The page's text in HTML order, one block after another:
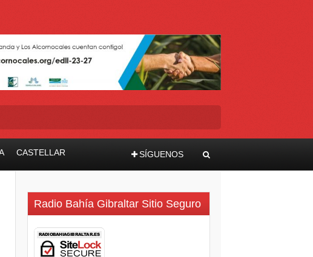
CASTELLAR SÍGUENOS
Radio Bahía Gibraltar Sitio Seguro